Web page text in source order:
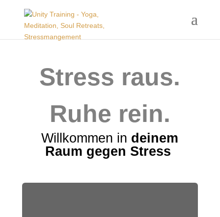
Stress raus.
Ruhe rein.
Willkommen in deinem
Raum gegen Stress